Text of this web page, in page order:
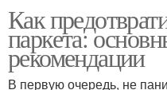
Как
паркета:
рекомендации
В первую очередь, не